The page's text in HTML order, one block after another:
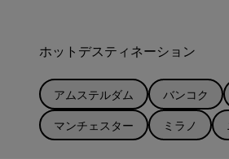
ホットデスティネーション
アムステルダム バンコク
マンチェスター
ミラノ